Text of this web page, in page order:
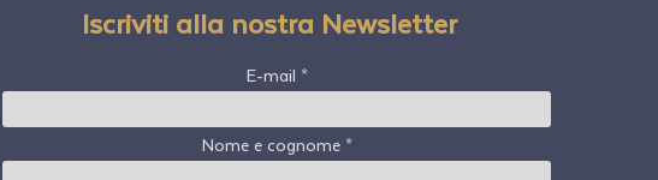
Iscriviti alla nostra Newsletter
E-mail
Nome e cognome